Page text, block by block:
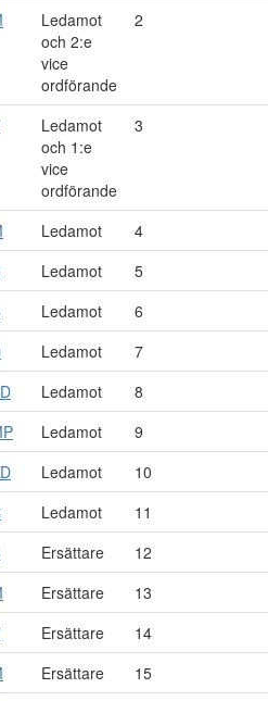
Ledamot
och 2:e
vice
ordförande
2
Ledamot
och 1:e
vice
ordförande
3
Ledamot
4
Ledamot
5
Ledamot
6
Ledamot
7
Ledamot
8
Ledamot
9
Ledamot
10
Ledamot
11
Ersättare
12
Ersättare
13
Ersättare
14
Ersättare
15